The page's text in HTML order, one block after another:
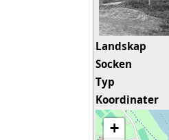
Landskap
Socken
Typ
Koordinater
+